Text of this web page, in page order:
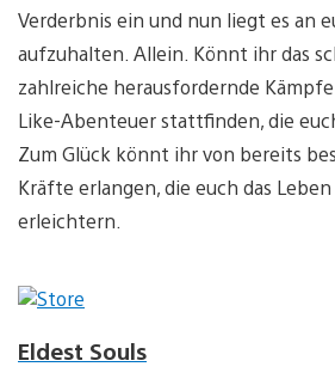
Verderbnis ein und nun liegt es an
aufzuhalten. Allein. Könnt ihr das
zahlreiche herausfordernde
Like-Abenteuer stattfinden, die
Zum Glück könnt ihr von bereits
Kräfte erlangen, die euch das
erleichtern.
Eldest Souls